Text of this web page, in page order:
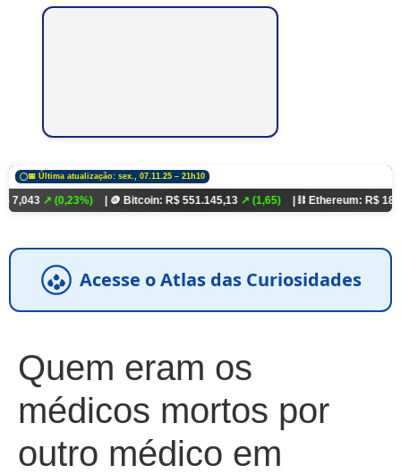
📅 Última atualização: sex., 07.11.25 – 21h10
| 🪙 Bitcoin: R$ 551.145,13↗ (1,65) | ⛓️ Ethereum: R$ 18.321,93↗
Acesse o Atlas das Curiosidades
Quem eram os
médicos mortos por
outro médico em